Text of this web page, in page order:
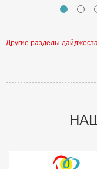
Другие разделы